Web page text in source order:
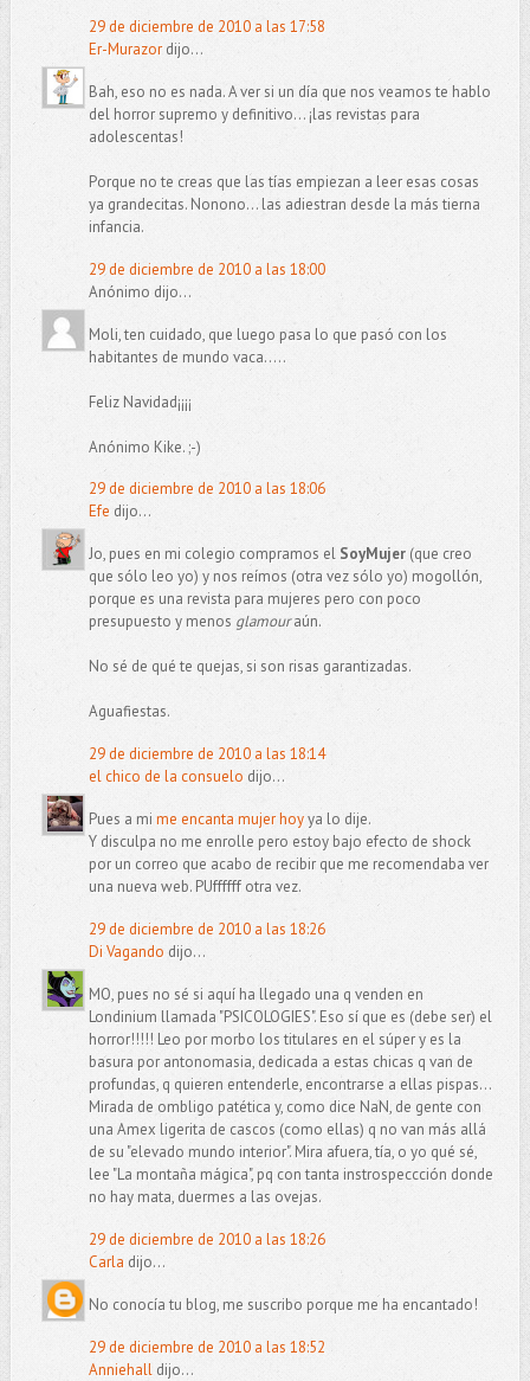
29 de diciembre de 2010 a las 17:58
Er-Murazordijo...
Bah, eso no es nada. A ver si un día que nos veamos te hablo
del horror supremo y definitivo... ¡las revistas para
adolescentas!
Porque no te creas que las tías empiezan a leer esas cosas
ya grandecitas. Nonono... las adiestran desde la más tierna
infancia.
29 de diciembre de 2010 a las 18:00
Anónimo dijo...
Moli, ten cuidado, que luego pasa lo que pasó con los
habitantes de mundo vaca.....
Feliz Navidad¡¡¡¡
Anónimo Kike. ;-)
29 de diciembre de 2010 a las 18:06
Efe dijo...
Jo, pues en mi colegio compramos el SoyMujer(que creo
que sólo leo yo) y nos reímos (otra vez sólo yo) mogollón,
porque es una revista para mujeres pero con poco
presupuesto y menos glamouraún.
No sé de qué te quejas, si son risas garantizadas.
Aguafiestas.
29 de diciembre de 2010 a las 18:14
el chico de la consuelo dijo...
Pues a mi me encanta mujer hoyya lo dije.
Y disculpa no me enrolle pero estoy bajo efecto de shock
por un correo que acabo de recibir que me recomendaba ver
una nueva web. PUffffff otra vez.
29 de diciembre de 2010 a las 18:26
Di Vagando dijo...
MO, pues no sé si aquí ha llegado una q venden en
Londinium llamada "PSICOLOGIES". Eso sí que es (debe ser) el
horror!!!!! Leo por morbo los titulares en el súper y es la
basura por antonomasia, dedicada a estas chicas q van de
profundas, q quieren entenderle, encontrarse a ellas pispas...
Mirada de ombligo patética y, como dice NaN, de gente con
una Amex ligerita de cascos (como ellas) q no van más allá
de su "elevado mundo interior". Mira afuera, tía, o yo qué sé,
lee "La montaña mágica", pq con tanta instrospeccción donde
no hay mata, duermes a las ovejas.
29 de diciembre de 2010 a las 18:26
Carla dijo...
No conocía tu blog, me suscribo porque me ha encantado!
29 de diciembre de 2010 a las 18:52
Anniehalldijo...